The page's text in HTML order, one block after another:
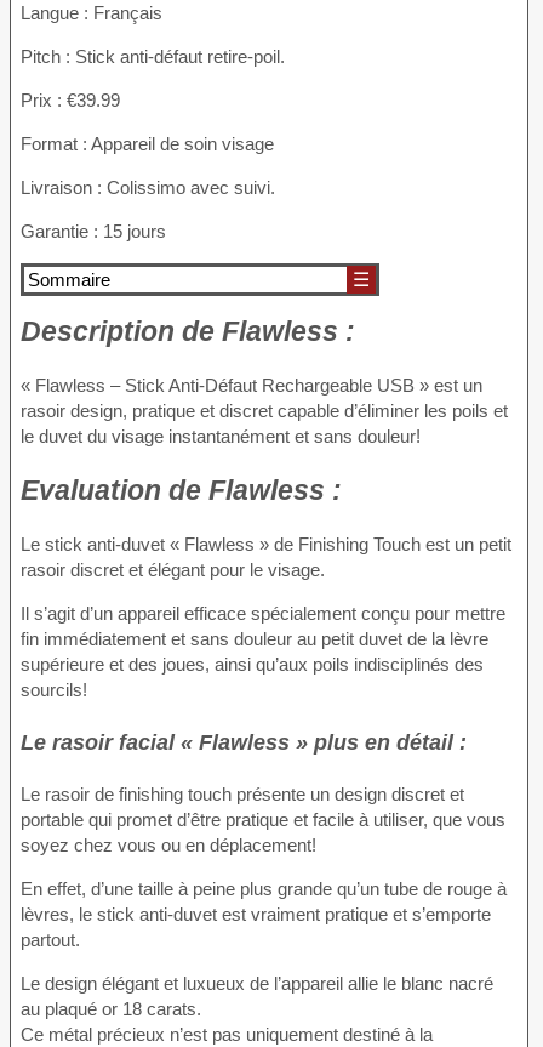
Langue : Français
Pitch : Stick anti-défaut retire-poil.
Prix : €39.99
Format : Appareil de soin visage
Livraison : Colissimo avec suivi.
Garantie : 15 jours
Sommaire ☰
Description de Flawless :
« Flawless – Stick Anti-Défaut Rechargeable USB » est un
rasoir design, pratique et discret capable d’éliminer les poils et
le duvet du visage instantanément et sans douleur!
Evaluation de Flawless :
Le stick anti-duvet « Flawless » de Finishing Touch est un petit
rasoir discret et élégant pour le visage.
Il s’agit d’un appareil efficace spécialement conçu pour mettre
fin immédiatement et sans douleur au petit duvet de la lèvre
supérieure et des joues, ainsi qu’aux poils indisciplinés des
sourcils!
Le rasoir facial « Flawless » plus en détail :
Le rasoir de finishing touch présente un design discret et
portable qui promet d’être pratique et facile à utiliser, que vous
soyez chez vous ou en déplacement!
En effet, d’une taille à peine plus grande qu’un tube de rouge à
lèvres, le stick anti-duvet est vraiment pratique et s’emporte
partout.
Le design élégant et luxueux de l’appareil allie le blanc nacré
au plaqué or 18 carats.
Ce métal précieux n’est pas uniquement destiné à la